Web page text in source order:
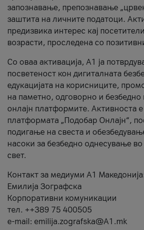
запознавање, препознавање
заштита на личните податоци.
предизвика интерес кај
возрасти, проследена со
Со оваа активација, А1 ја
посветеност кон дигиталната
едукацијата на корисниците,
на паметно, одговорно и
онлајн платформите. Активноста
платформата „Подобар Онлајн“,
подигање на свеста и
насоки за безбедно однесување
свет.
Контакт за медиуми А1
Емилија Зографска
Корпоративни комуникации
тел. ++389 75 400505
e-mail: emilija.zografska@A1.mk